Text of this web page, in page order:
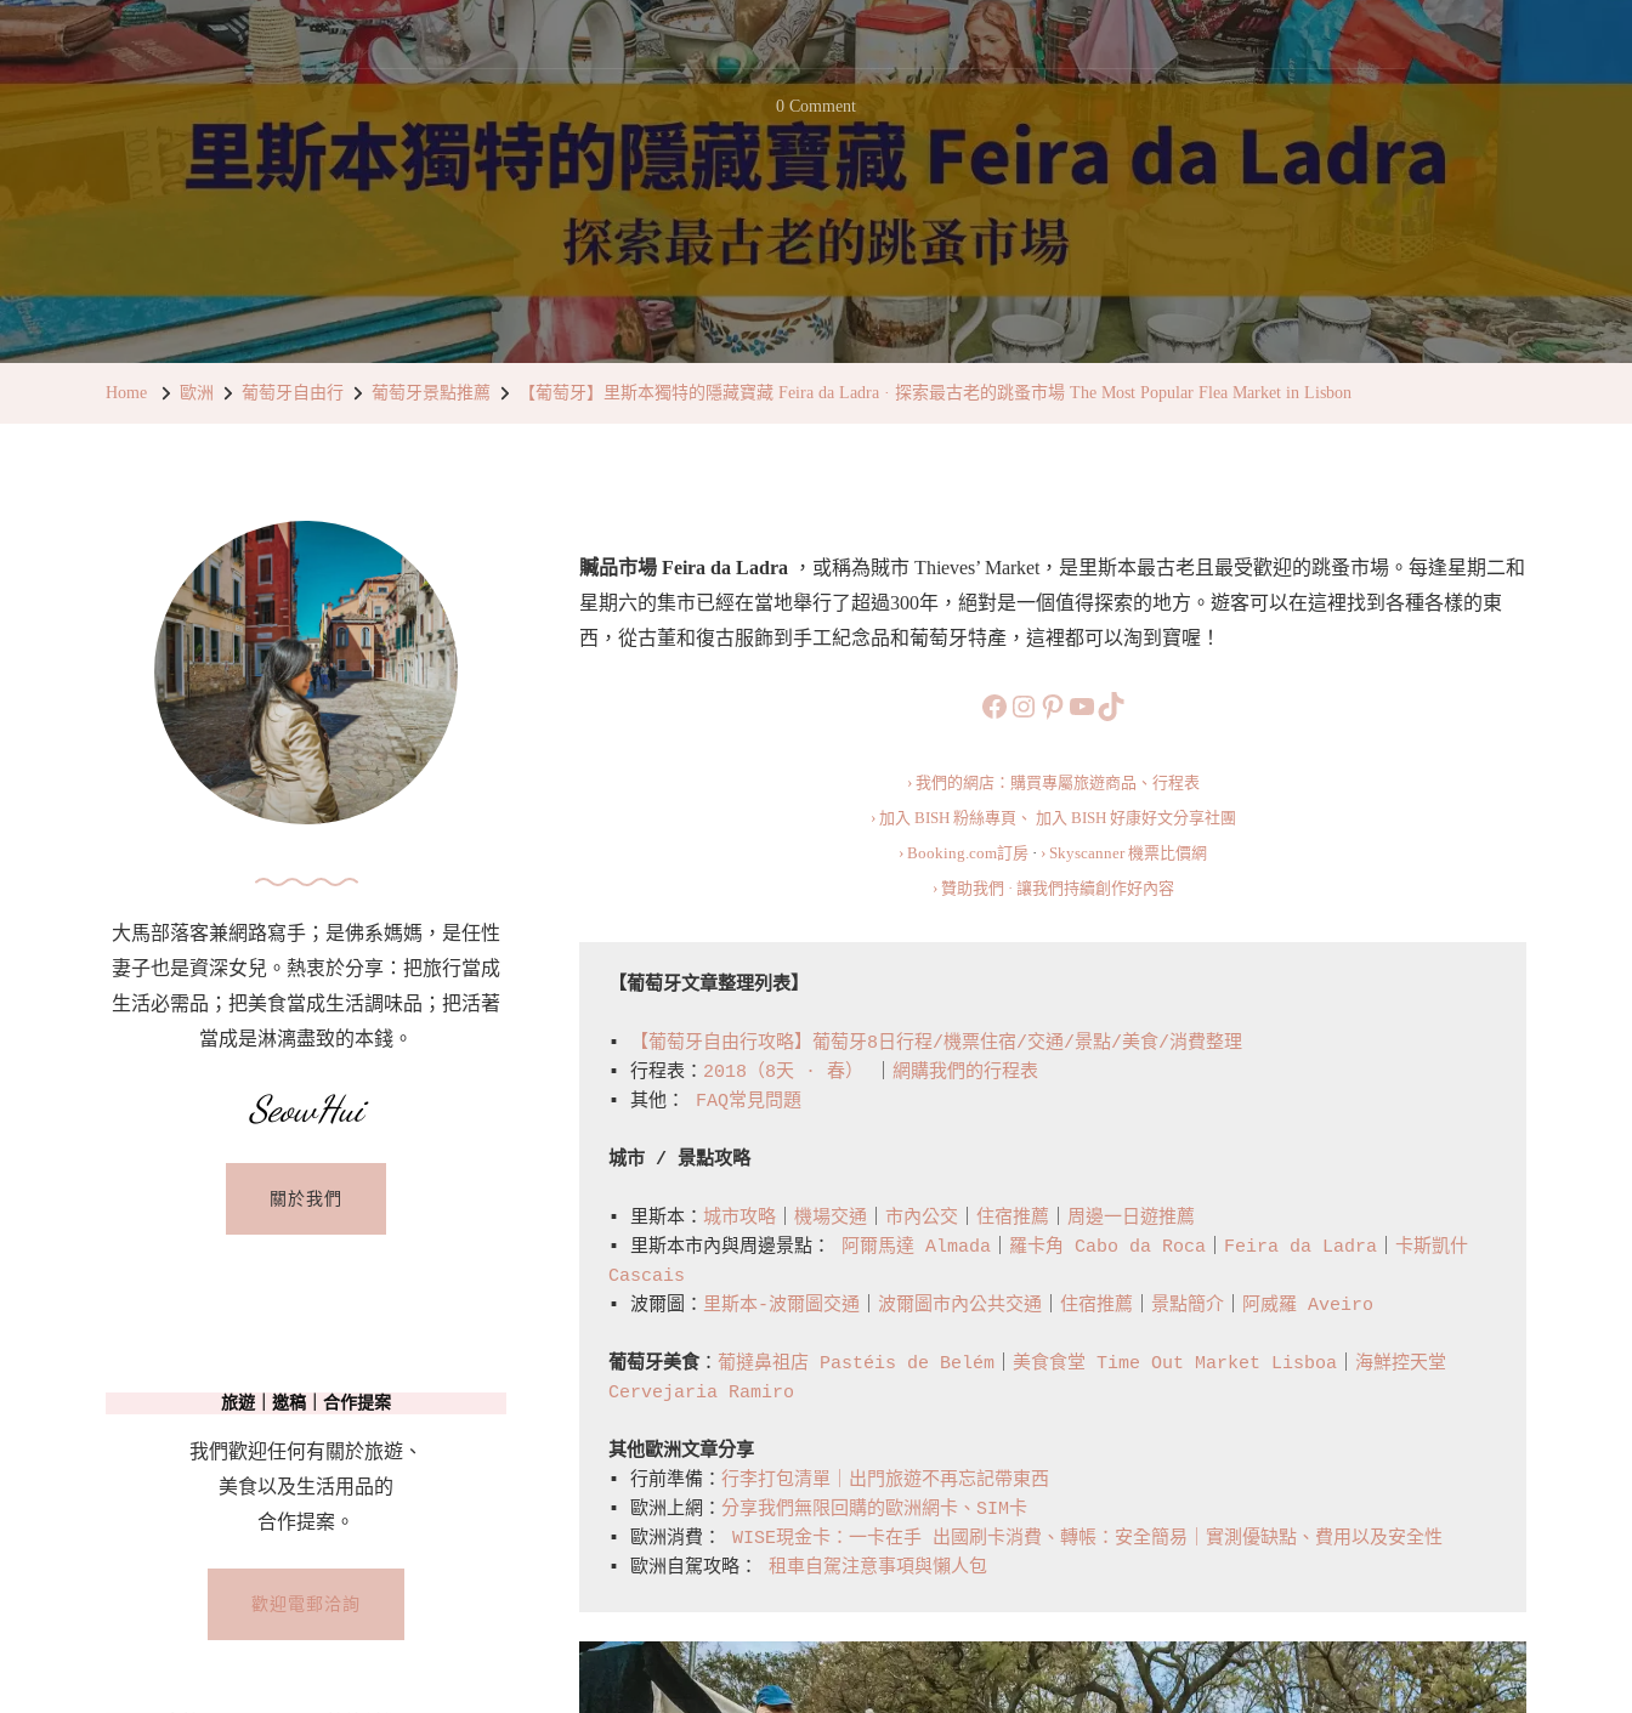
0 CommentOn
【葡
萄
里
本
獨
特
藏
Feira
Da
場
Market
Lisbon
Home 歐洲 葡萄牙自由行 葡萄牙景點推薦 【葡萄牙】里斯本獨特的隱藏寶藏 Feira da Ladra · 探索最古老的跳蚤市場 The Most Popular Flea Market in Lisbon
贓品市場 Feira da Ladra ，或稱為賊市 Thieves’ Market，是里斯本最古老且最受歡迎的跳蚤市場。每逢星期二和
星期六的集市已經在當地舉行了超過300年，絕對是一個值得探索的地方。遊客可以在這裡找到各種各樣的東
西，從古董和復古服飾到手工紀念品和葡萄牙特產，這裡都可以淘到寶喔！
https://www.facebook.com/bishdream
https://www.instagram.com/bishdream/
https://www.pinterest.com/BISHDREAM/
旅行美食小短片TikTok
› 我們的網店：購買專屬旅遊商品、行程表
› 加入 BISH 粉絲專頁、 加入 BISH 好康好文分享社團
› Booking.com訂房 · › Skyscanner 機票比價網
› 贊助我們 · 讓我們持續創作好內容
【葡萄牙文章整理列表】
▪️
【葡萄牙自由行攻略】葡萄牙8日行程/機票住宿/交通/景點/美食/消費整理
▪️ 行程表： 2018（8天 · 春）
網購我們的行程表
▪️ 其他： FAQ常見問題
城市 / 景點攻略
▪️ 里斯本： 城市攻略 機場交通 市內公交 住宿推薦
周邊一日遊推薦
▪️ 里斯本市內與周邊景點：
阿爾馬達 Almada 羅卡角 Cabo da Roca Feira da Ladra
卡斯凱什
Cascais
▪️ 波爾圖： 里斯本-波爾圖交通 波爾圖市內公共交通 住宿推薦 景點簡介 阿威羅 Aveiro
葡萄牙美食 ： 葡撻鼻祖店 Pastéis de Belém 美食食堂 Time Out Market Lisboa
海鮮控天堂
Cervejaria Ramiro
其他歐洲文章分享
▪️ 行前準備： 行李打包清單｜出門旅遊不再忘記帶東西
▪️ 歐洲上網： 分享我們無限回購的歐洲網卡、SIM卡
▪️ 歐洲消費： WISE現金卡：一卡在手 出國刷卡消費、轉帳：安全簡易｜實測優缺點、費用以及安全性
▪️ 歐洲自駕攻略： 租車自駕注意事項與懶人包
大馬部落客兼網路寫手；是佛系媽媽，是任性
妻子也是資深女兒。熱衷於分享：把旅行當成
生活必需品；把美食當成生活調味品；把活著
當成是淋漓盡致的本錢。
SeowHui
關於我們
旅遊｜邀稿｜合作提案
我們歡迎任何有關於旅遊、
美食以及生活用品的
合作提案。
歡迎電郵洽詢